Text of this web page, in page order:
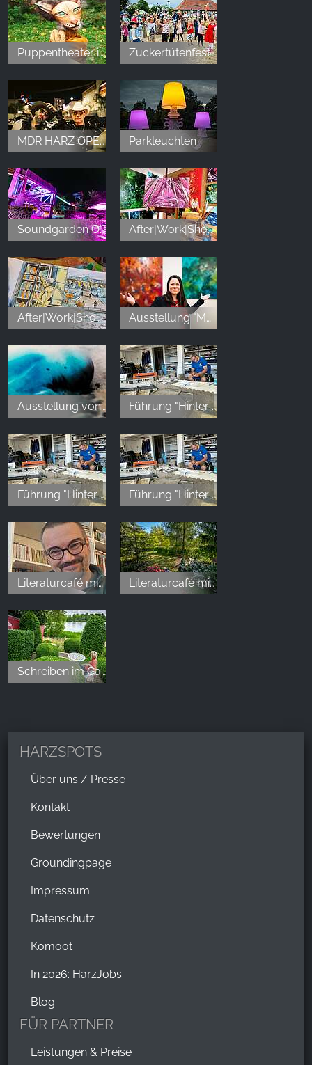
Puppentheater im Bürgerpark "Wo sich Luchs und Hase Gute Nacht sagen" Zuckertütenfest
MDR HARZ OPEN AIR Parkleuchten
Soundgarden Open Air im Bürgerpark After|Work|Shop mit Melanie Kuna-Drechsler (2)
After|Work|Shop mit Melanie Kuna-Drechsler (3) Ausstellung "MOMENTUM - Innehalten in Farbe"
Ausstellung von Jette Held Führung "Hinter den Kulissen im Kleinen Harz" (3)
Führung "Hinter den Kulissen im Kleinen Harz" (4) Führung "Hinter den Kulissen im Kleinen Harz" (5)
Literaturcafé mit Carsten Kiehne Literaturcafé mit Dr. Jana Kittelmann
Schreiben im Garten (5)
HARZSPOTS
Über uns / Presse
Kontakt
Bewertungen
Groundingpage
Impressum
Datenschutz
Komoot
In 2026: HarzJobs
Blog
FÜR PARTNER
Leistungen & Preise